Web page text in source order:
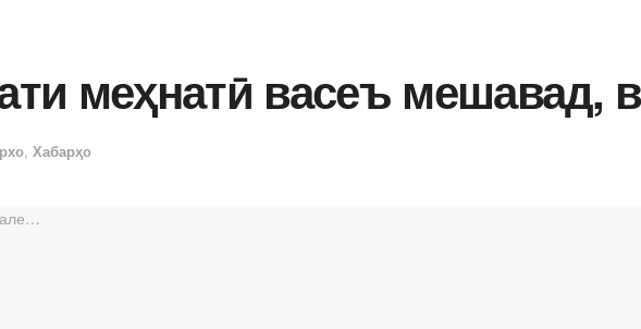
меҳнатӣ васеъ мешавад,
, Хабарҳо